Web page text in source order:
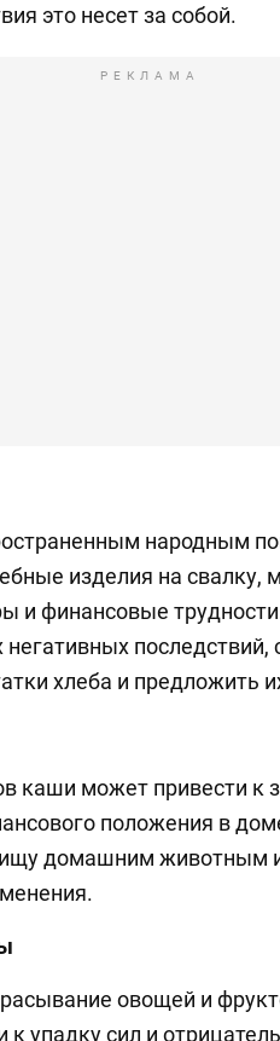
это несет за собой.
РЕКЛАМА
народным
изделия на свалку,
и финансовые
негативных последствий,
хлеба и предложить
каши может привести к
положения в
домашним животным
овощей и
к упадку сил и